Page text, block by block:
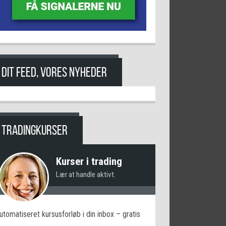
DIT FEED, VORES NYHEDER
TRADINGKURSER
Kurser i trading
Lær at handle aktivt.
kursusforløb i din inbox – gratis